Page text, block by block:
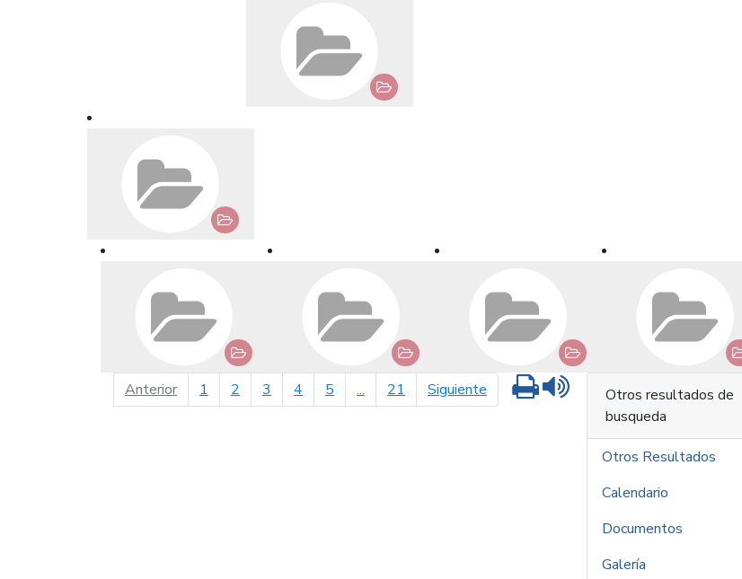
Anteriorpágina anterior
1 2 3 4 5 ... 21 Siguiente página siguiente
Imprimir
Otros resultados de
busqueda
Otros Resultados
Calendario
Documentos
Galería